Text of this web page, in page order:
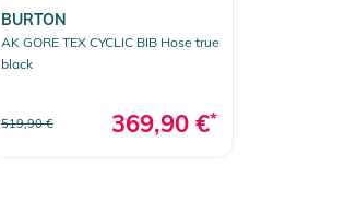
BURTON
AK GORE TEX CYCLIC BIB Hose true
black
519,90 € 369,90 €*